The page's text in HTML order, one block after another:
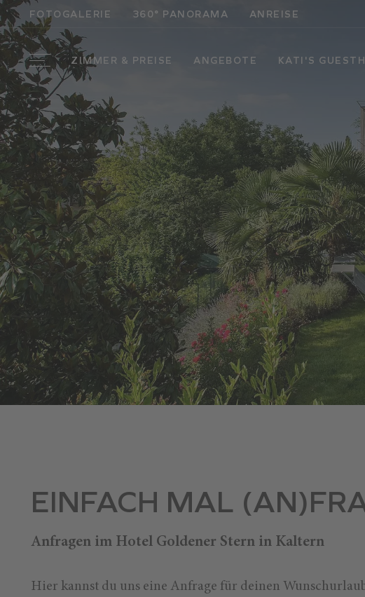
FOTOGALERIE 360° PANORAMA ANREISE
ZIMMER & PREISE ANGEBOTE KATI'S
EINFACH MAL
Anfragen im Hotel Goldener Stern in Kaltern
Hier kannst du uns eine Anfrage für deinen